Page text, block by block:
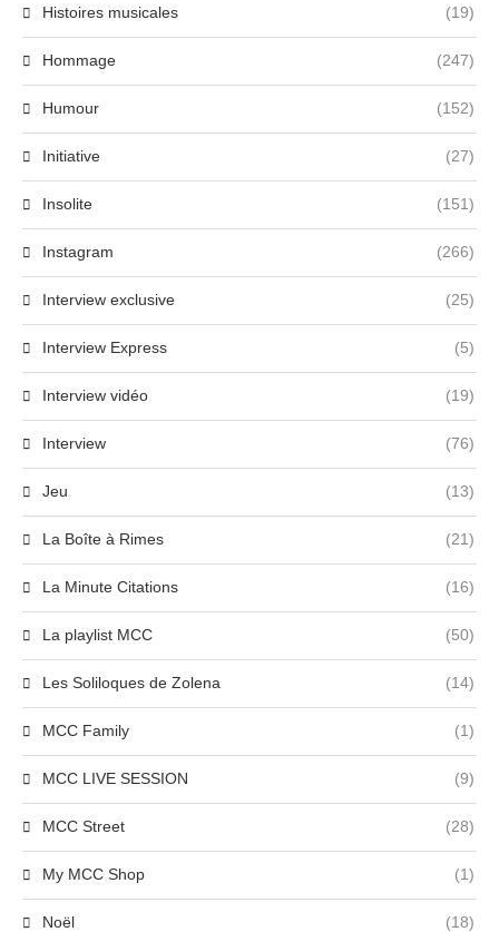
Histoires musicales (19)
Hommage (247)
Humour (152)
Initiative (27)
Insolite (151)
Instagram (266)
Interview exclusive (25)
Interview Express (5)
Interview vidéo (19)
Interview (76)
Jeu (13)
La Boîte à Rimes (21)
La Minute Citations (16)
La playlist MCC (50)
Les Soliloques de Zolena (14)
MCC Family (1)
MCC LIVE SESSION (9)
MCC Street (28)
My MCC Shop (1)
Noël (18)